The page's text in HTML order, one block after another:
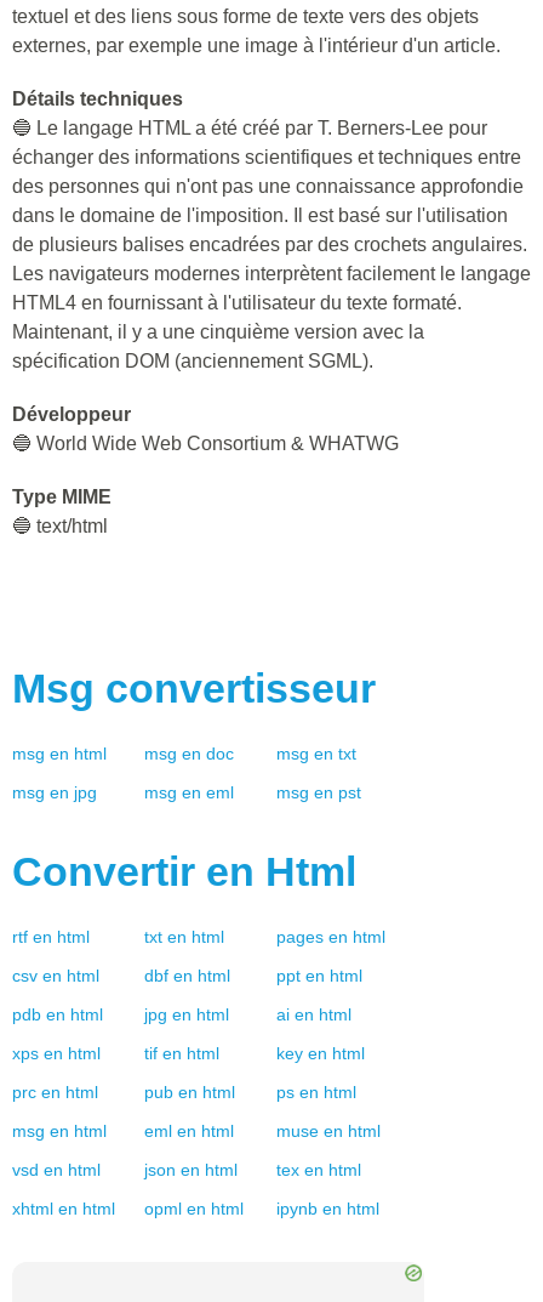
textuel et des liens sous forme de texte vers des objets
externes, par exemple une image à l'intérieur d'un article.
Détails techniques
🔵 Le langage HTML a été créé par T. Berners-Lee pour
échanger des informations scientifiques et techniques entre
des personnes qui n'ont pas une connaissance approfondie
dans le domaine de l'imposition. Il est basé sur l'utilisation
de plusieurs balises encadrées par des crochets angulaires.
Les navigateurs modernes interprètent facilement le langage
HTML4 en fournissant à l'utilisateur du texte formaté.
Maintenant, il y a une cinquième version avec la
spécification DOM (anciennement SGML).
Développeur
🔵 World Wide Web Consortium & WHATWG
Type MIME
🔵 text/html
Msg convertisseur
msg en html msg en doc msg en txt
msg en jpg msg en eml msg en pst
Convertir en Html
rtf en html txt en html pages en html
csv en html dbf en html ppt en html
pdb en html jpg en html ai en html
xps en html tif en html key en html
prc en html pub en html ps en html
msg en html eml en html muse en html
vsd en html json en html tex en html
xhtml en html opml en html ipynb en html